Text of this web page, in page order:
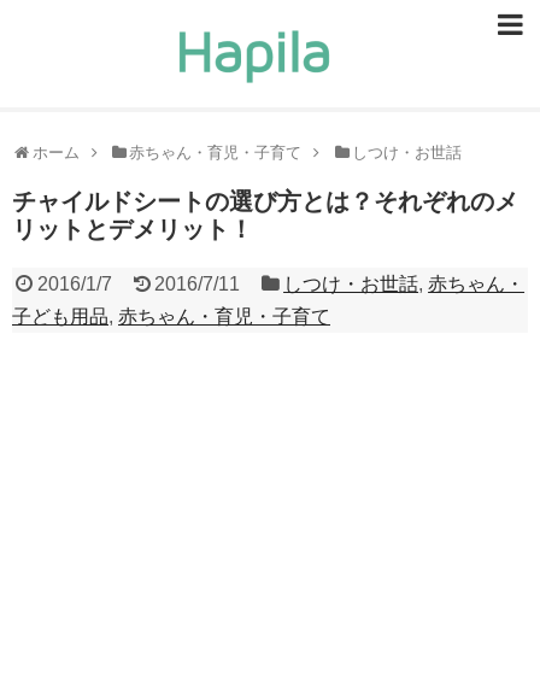
ホーム 赤ちゃん・育児・子育て しつけ・お世話
チャイルドシートの選び方とは？それぞれのメ
リットとデメリット！
2016/1/7 2016/7/11 しつけ・お世話,赤ちゃん・
子ども用品, 赤ちゃん・育児・子育て
ヘルスケア
食事・食べ物